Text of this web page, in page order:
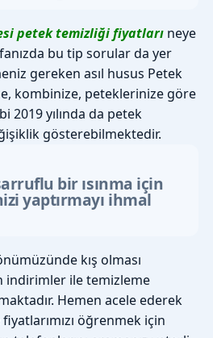
petek temizliği fiyatlarıneye
bu tip sorular da yer
gereken asıl husus Petek
kombinize, peteklerinize göre
2019 yılında da petek
gösterebilmektedir.
bir ısınma için
yaptırmayı ihmal
kış olması
indirimler ile temizleme
Hemen acele ederek
öğrenmek için